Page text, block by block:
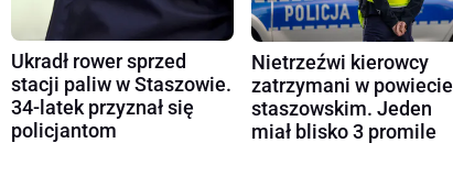
Ukradł rower sprzed
stacji paliw w Staszowie.
34-latek przyznał się
policjantom
Nietrzeźwi kierowcy
zatrzymani w powiecie
staszowskim. Jeden
miał blisko 3 promile